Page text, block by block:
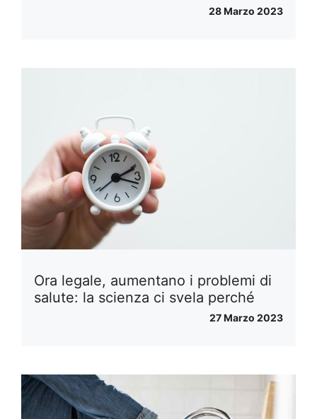
28 Marzo 2023
Ora legale, aumentano i problemi di
salute: la scienza ci svela perché
27 Marzo 2023